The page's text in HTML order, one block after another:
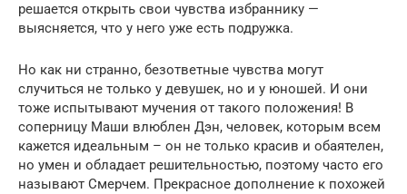
решается открыть свои чувства избраннику —
выясняется, что у него уже есть подружка.
Но как ни странно, безответные чувства могут
случиться не только у девушек, но и у юношей. И они
тоже испытывают мучения от такого положения! В
соперницу Маши влюблен Дэн, человек, которым всем
кажется идеальным – он не только красив и обаятелен,
но умен и обладает решительностью, поэтому часто его
называют Смерчем. Прекрасное дополнение к похожей